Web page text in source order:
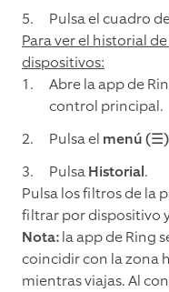
Pulsa el cuadro
Para ver el historial
dispositivos:
Abre la app de
control principal.
Pulsa el menú (☰)
PulsaHistorial.
Pulsa los filtros de la
filtrar por dispositivo
Nota:la app de Ring
coincidir con la zona
mientras viajas. Al